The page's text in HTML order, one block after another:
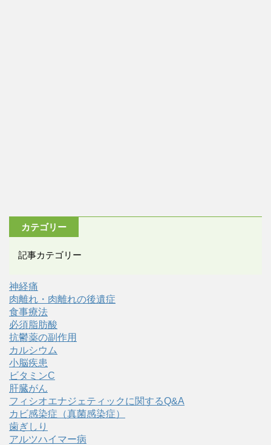
カテゴリー
記事カテゴリー
神経痛
肉離れ・肉離れの後遺症
食事療法
必須脂肪酸
抗鬱薬の副作用
カルシウム
小脳疾患
ビタミンC
肝臓がん
フィシオエナジェティックに関するQ&A
カビ感染症（真菌感染症）
歯ぎしり
アルツハイマー病